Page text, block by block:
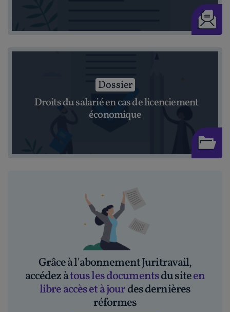
Dossier
Droits du salarié en cas de licenciement
économique
Grâce à l'abonnement Juritravail,
accédez àtous les documentsdu siteen
libre accès et à jourdes dernières
réformes